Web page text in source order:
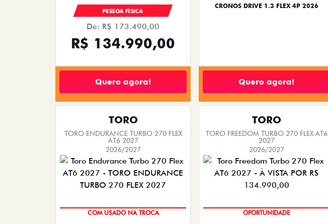
PESSOA FÍSICA
De: R$ 173.490,00
R$ 134.990,00
Quero agora!
CRONOS DRIVE 1.3 FLEX 4P 2026
Quero agora!
TORO
TORO ENDURANCE TURBO 270 FLEX
AT6 2027
2026/2027
TORO
TORO FREEDOM TURBO 270 FLEX AT6
2027
2026/2027